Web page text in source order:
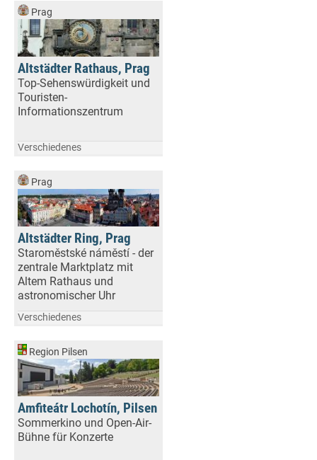
Prag
Altstädter Rathaus, Prag
Top-Sehenswürdigkeit und
Touristen-
Informationszentrum
Verschiedenes
Prag
Altstädter Ring, Prag
Staroměstské náměstí - der
zentrale Marktplatz mit
Altem Rathaus und
astronomischer Uhr
Verschiedenes
Region Pilsen
Amfiteátr Lochotín, Pilsen
Sommerkino und Open-Air-
Bühne für Konzerte